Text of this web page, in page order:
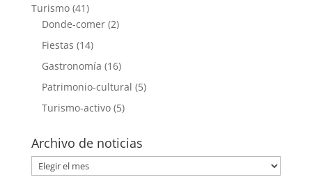
Turismo(41)
Donde-comer(2)
Fiestas (14)
Gastronomía (16)
Patrimonio-cultural (5)
Turismo-activo(5)
Archivo de noticias
Archivo
de